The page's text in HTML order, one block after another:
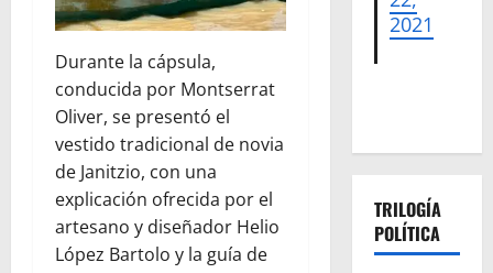
Durante la cápsula,
conducida por Montserrat
Oliver, se presentó el
vestido tradicional de novia
de Janitzio, con una
explicación ofrecida por el
artesano y diseñador Helio
López Bartolo y la guía de
2021
TRILOGÍA
POLÍTICA